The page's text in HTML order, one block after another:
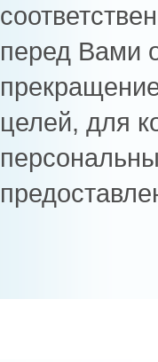
перед Вами
целей, для